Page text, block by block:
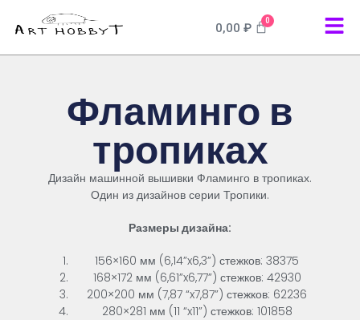
0,00 ₽
0
Фламинго в
тропиках
Дизайн машинной вышивки Фламинго в тропиках.
Один из дизайнов серии Тропики.
Размеры дизайна:
156×160 мм (6,14”x6,3”) стежков: 38375
168×172 мм (6,61”x6,77”) стежков: 42930
200×200 мм (7,87 “x7,87”) стежков: 62236
280×281 мм (11 “x11”) стежков: 101858